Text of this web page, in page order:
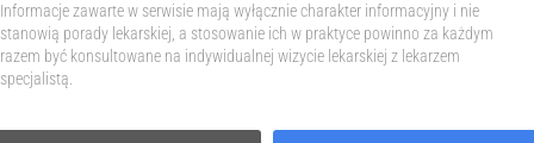
Informacje zawarte w serwisie mają wyłącznie charakter informacyjny i nie
stanowią porady lekarskiej, a stosowanie ich w praktyce powinno za każdym
razem być konsultowane na indywidualnej wizycie lekarskiej z lekarzem
specjalistą.